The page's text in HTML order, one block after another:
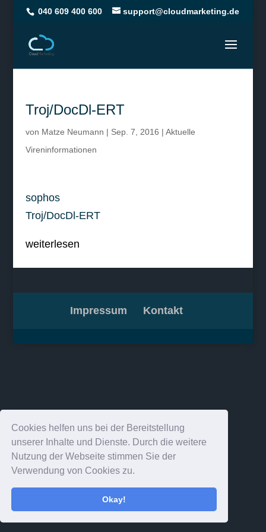
Cookies helfen uns bei der Bereitstellung
unserer Inhalte und Dienste. Durch die weitere
Nutzung der Webseite stimmen Sie der
Verwendung von Cookies zu.
Okay!
040 609 400 600 support@cloudmarketing.de
Troj/DocDl-ERT
von Matze Neumann | Sep. 7, 2016 | Aktuelle
Vireninformationen
sophos
Troj/DocDl-ERT
weiterlesen
Impressum Kontakt